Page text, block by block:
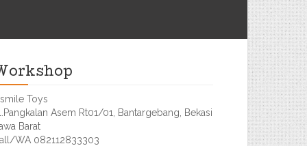
Toys
Asem Rt01/01, Bantargebang, Bekasi
Barat
WA 082112833303